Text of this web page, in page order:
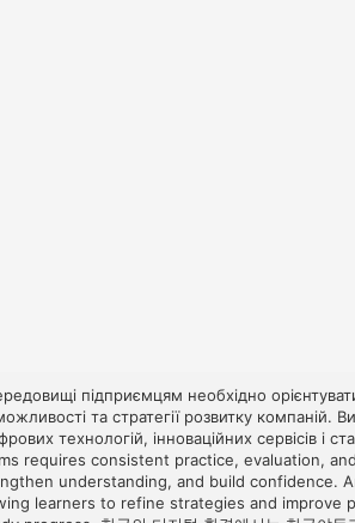
підприємцям необхідно
можливості та стратегії розвитку
технологій, інноваційних сервісів і
requires consistent practice, evaluation,
understanding, and build confidence.
learners to refine strategies and improve